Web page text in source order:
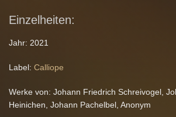
Einzelheiten:
Jahr: 2021
Label: Calliope
Werke von: Johann Friedrich Schreivogel,
Heinichen, Johann Pachelbel, Anonym